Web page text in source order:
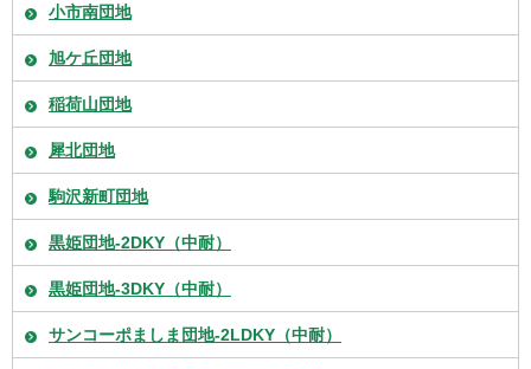
小市南団地
旭ケ丘団地
稲荷山団地
犀北団地
駒沢新町団地
黒姫団地-2DKY（中耐）
黒姫団地-3DKY（中耐）
サンコーポましま団地-2LDKY（中耐）